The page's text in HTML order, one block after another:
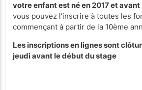
votre enfant est né en 2017 et avant
vous pouvez l'inscrire à toutes les
commençant à partir de la 10ème
Les inscriptions en lignes sont
jeudi avant le début du stage